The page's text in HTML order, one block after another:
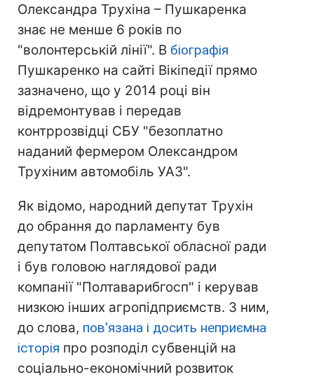
Олександра Трухіна – Пушкаренка
знає не менше 6 років по
"волонтерській лінії". В біографія
Пушкаренко на сайті Вікіпедії прямо
зазначено, що у 2014 році він
відремонтував і передав
контррозвідці СБУ "безоплатно
наданий фермером Олександром
Трухіним автомобіль УАЗ".
Як відомо, народний депутат Трухін
до обрання до парламенту був
депутатом Полтавської обласної ради
і був головою наглядової ради
компанії "Полтаварибгосп" і керував
низкою інших агропідприємств. З ним,
до слова, пов'язана і досить неприємна
історія про розподіл субвенцій на
соціально-економічний розвиток